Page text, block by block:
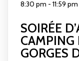
8:30 pm - 11:59 pm
SOIRÉE
CAMPING
GORGES